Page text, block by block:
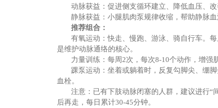
动脉获益：促进侧支循环建立、降低血压、
静脉获益：小腿肌肉泵规律收缩，帮助静脉
推荐组合：
有氧运动：快走、慢跑、游泳、骑自行车。
是维护动脉通络的核心。
力量训练：每周 2次，每次8-10个动作，增强
踝泵运动：坐着或躺着时，反复勾脚尖、绷
血栓。
注意：已有下肢动脉闭塞的人群，建议进行“
后再走，每日累计30-45分钟。